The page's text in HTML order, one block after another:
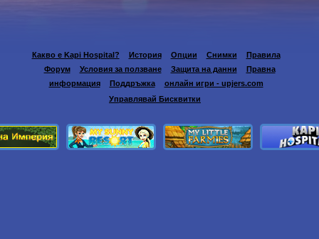
Какво е Kapi Hospital? История Опции Снимки
Правила
Форум
Условия за ползване Защита на данни
Правна
информация
Поддръжка
онлайн игри - upjers.com
Управлявай Бисквитки